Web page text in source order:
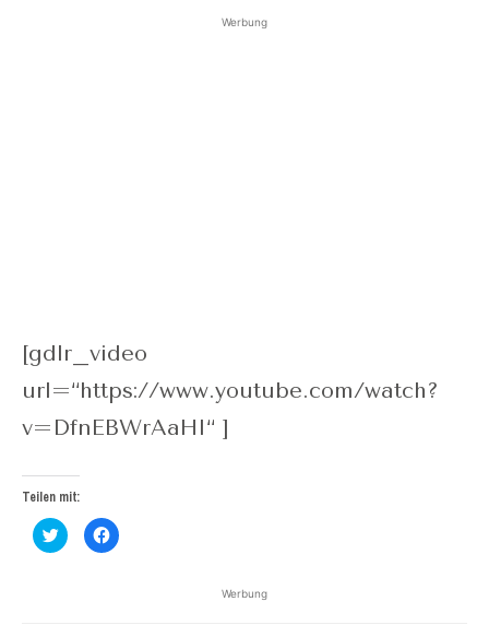
Werbung
[gdlr_video
url=“https://www.youtube.com/watch?
v=DfnEBWrAaHI“ ]
Teilen mit:
Klick,
um
Klick,
um
Werbung